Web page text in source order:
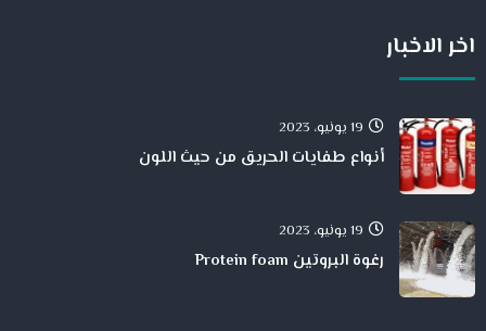
اخر الاخبار
19 يونيو، 2023
أنواع طفايات الحريق من حيث اللون
19 يونيو، 2023
رغوة البروتين Protein foam